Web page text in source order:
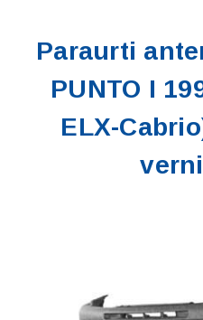
Paraurti
PUNTO I
ELX-